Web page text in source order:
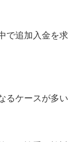
で追加入金を求
るケースが多い